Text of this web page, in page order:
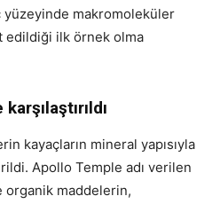
makromoleküler
edildiği ilk örnek olma
kayaçların mineral yapısıyla
Apollo Temple adı verilen
organik maddelerin,